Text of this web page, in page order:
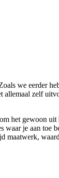
we eerder
allemaal zelf
het gewoon uit
waar je aan toe
maatwerk,